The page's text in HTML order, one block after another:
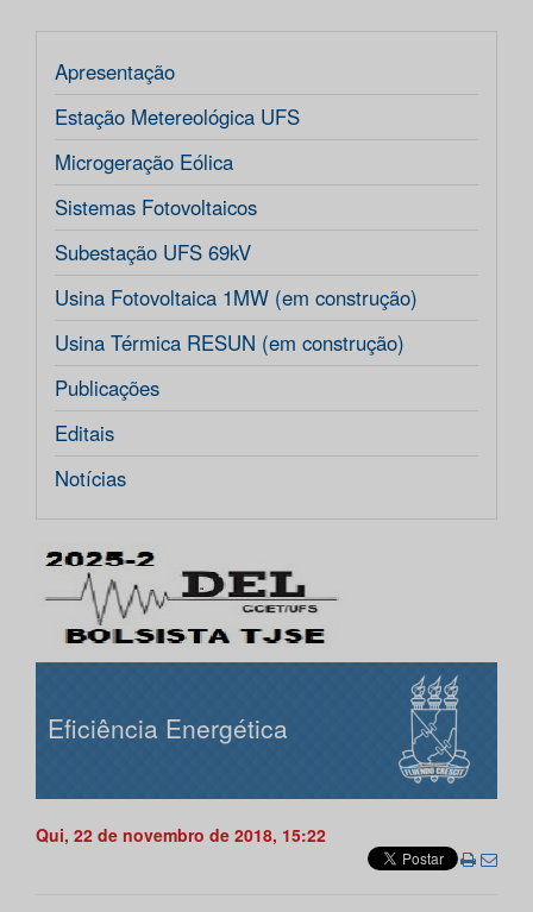
Apresentação
Estação Metereológica UFS
Microgeração Eólica
Sistemas Fotovoltaicos
Subestação UFS 69kV
Usina Fotovoltaica 1MW (em construção)
Usina Térmica RESUN (em construção)
Publicações
Editais
Notícias
Eficiência Energética
Qui, 22 de novembro de 2018, 15:22